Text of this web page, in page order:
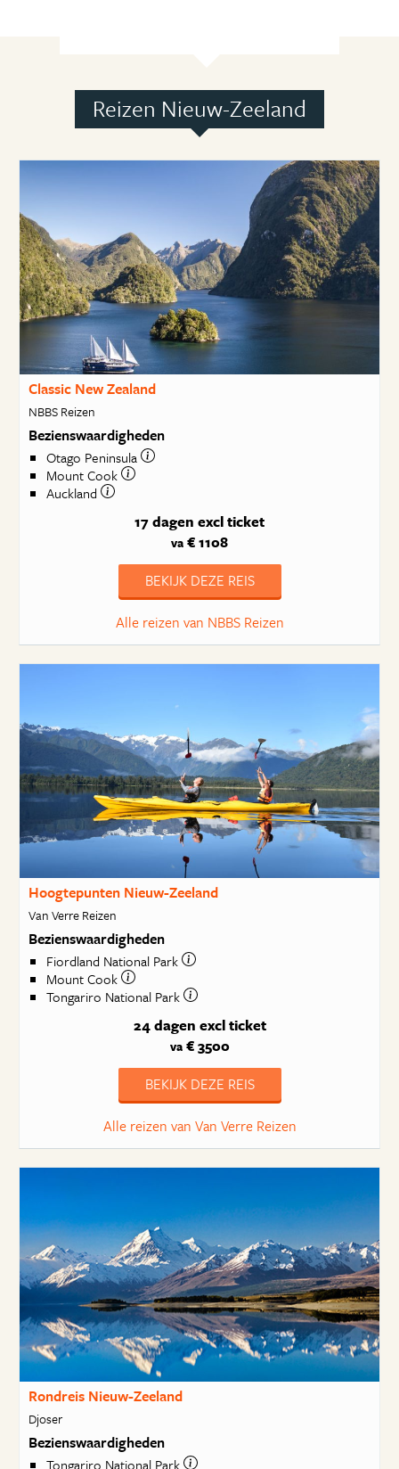
Reizen Nieuw-Zeeland
Classic New Zealand
NBBS Reizen
Bezienswaardigheden
Otago Peninsula
Mount Cook
Auckland
17 dagen excl ticket
va € 1108
BEKIJK DEZE REIS
Alle reizen van NBBS Reizen
Hoogtepunten Nieuw-Zeeland
Van Verre Reizen
Bezienswaardigheden
Fiordland National Park
Mount Cook
Tongariro National Park
24 dagen excl ticket
va€ 3500
BEKIJK DEZE REIS
Alle reizen van Van Verre Reizen
Rondreis Nieuw-Zeeland
Djoser
Bezienswaardigheden
Tongariro National Park